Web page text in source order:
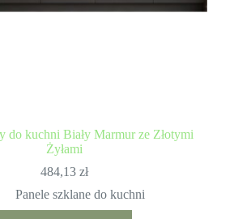
do kuchni Biały Marmur ze Złotymi
Żyłami
484,13 zł
Panele szklane do kuchni